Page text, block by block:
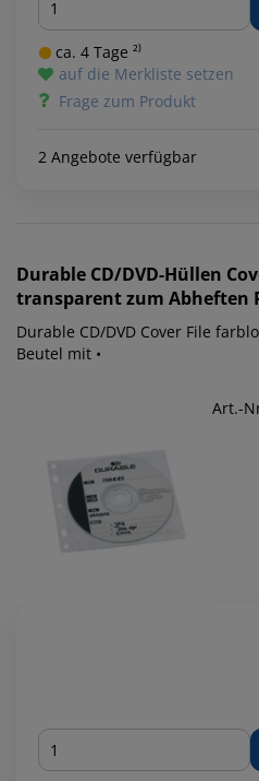
ca. 4 Tage ²⁾
auf die Merkliste setzen
Frage zum Produkt
2 Angebote verfügbar
Durable CD/DVD-Hüllen
transparent zum Abheften
Durable CD/DVD Cover File farblos
Beutel mit •
Art.-
Menge